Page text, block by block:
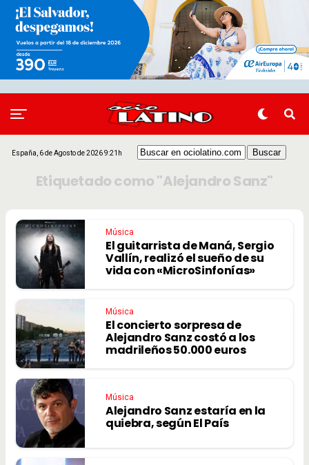
España, 6 de Agosto de 2026 9:21h
Etiquetado como "Alejandro Sanz"
Música
El guitarrista de Maná, Sergio
Vallín, realizó el sueño de su
vida con «MicroSinfonías»
Música
El concierto sorpresa de
Alejandro Sanz costó a los
madrileños 50.000 euros
Música
Alejandro Sanz estaría en la
quiebra, según El País